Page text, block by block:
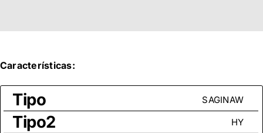
Características:
Tipo SAGINAW
Tipo2 HY